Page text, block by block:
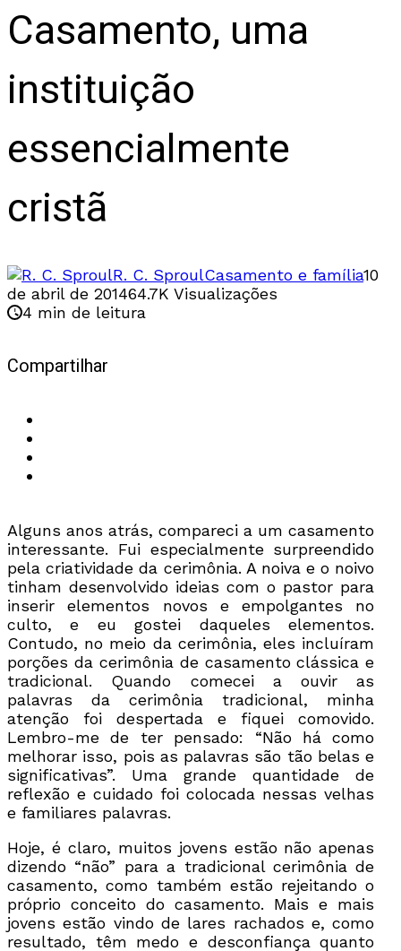
Casamento, uma
instituição
essencialmente
cristã
R. C. SproulCasamento e família10
de abril de 201464.7K Visualizações
4 min de leitura
Compartilhar
Alguns anos atrás, compareci a um casamento
interessante. Fui especialmente surpreendido
pela criatividade da cerimônia. A noiva e o noivo
tinham desenvolvido ideias com o pastor para
inserir elementos novos e empolgantes no
culto, e eu gostei daqueles elementos.
Contudo, no meio da cerimônia, eles incluíram
porções da cerimônia de casamento clássica e
tradicional. Quando comecei a ouvir as
palavras da cerimônia tradicional, minha
atenção foi despertada e fiquei comovido.
Lembro-me de ter pensado: “Não há como
melhorar isso, pois as palavras são tão belas e
significativas”. Uma grande quantidade de
reflexão e cuidado foi colocada nessas velhas
e familiares palavras.
Hoje, é claro, muitos jovens estão não apenas
dizendo “não” para a tradicional cerimônia de
casamento, como também estão rejeitando o
próprio conceito do casamento. Mais e mais
jovens estão vindo de lares rachados e, como
resultado, têm medo e desconfiança quanto